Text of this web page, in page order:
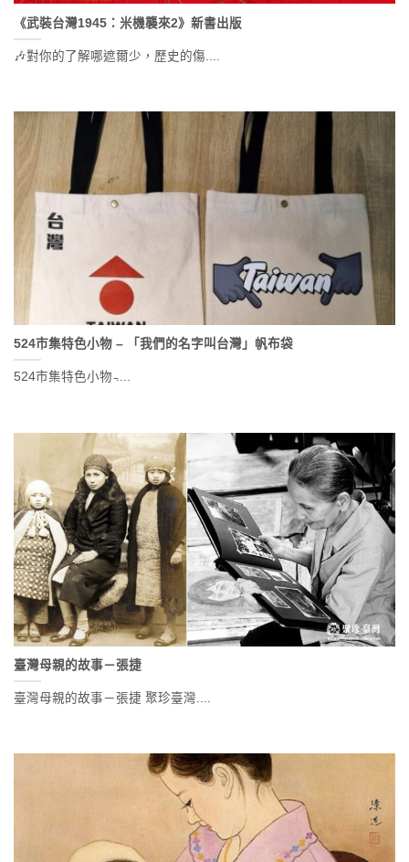
《武裝台灣1945：米機襲來2》新書出版
🎶對你的了解哪遮爾少，歷史的傷....
524市集特色小物 – 「我們的名字叫台灣」帆布袋
524市集特色小物 ̵....
臺灣母親的故事－張捷
臺灣母親的故事－張捷 聚珍臺灣....